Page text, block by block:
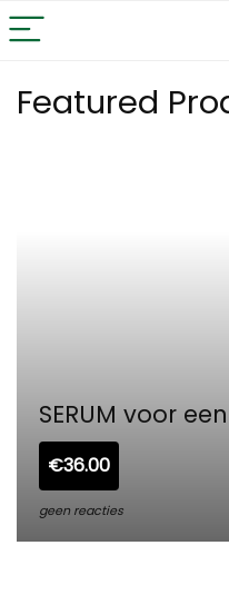
Featured
SERUM voor
€36.00
geen reacties